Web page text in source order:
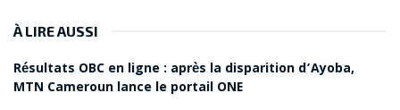
À LIRE AUSSI
Résultats OBC en ligne : après la disparition d’Ayoba,
MTN Cameroun lance le portail ONE